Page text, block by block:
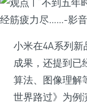
小米在4A系列
成果，还提到已
算法、图像理解
世界路过》为例